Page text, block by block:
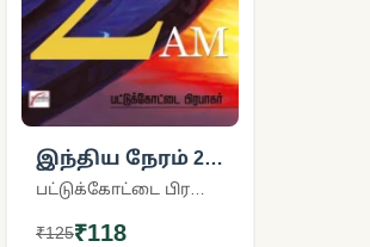
இந்திய நேரம் 2
A.M.
பட்டுக்கோட்டை பிரபாகர்
₹125₹118